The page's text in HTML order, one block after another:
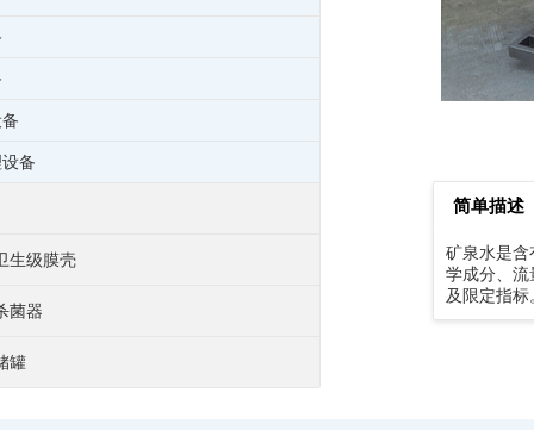
备
生级膜壳
菌器
罐
简单描述
矿泉水是含
学成分、流
及限定指标